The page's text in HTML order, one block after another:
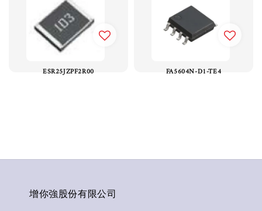
ESR25JZPF2R00 FA5604N-D1-TE4
增你強股份有限公司